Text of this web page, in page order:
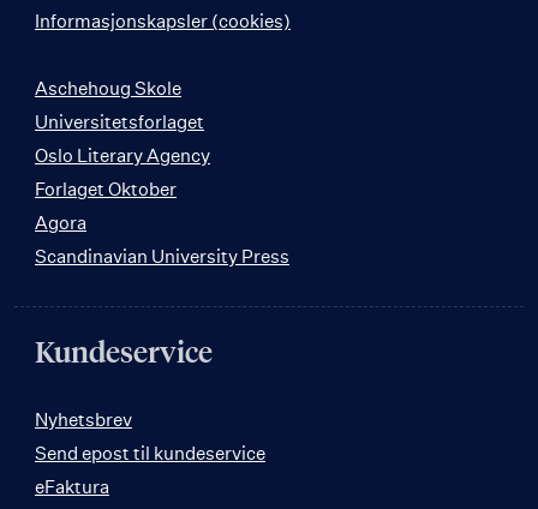
Informasjonskapsler (cookies)
Aschehoug Skole
Universitetsforlaget
Oslo Literary Agency
Forlaget Oktober
Agora
Scandinavian University Press
Kundeservice
Nyhetsbrev
Send epost til kundeservice
eFaktura